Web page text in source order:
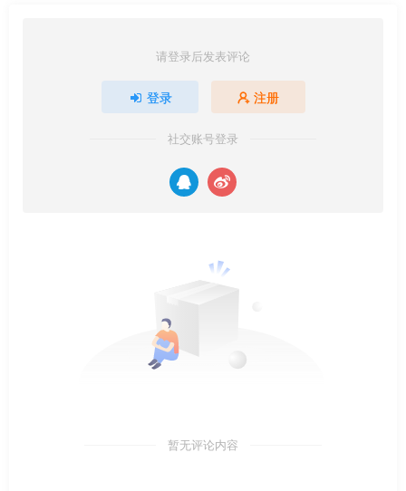
请登录后发表评论
登录 注册
社交账号登录
暂无评论内容